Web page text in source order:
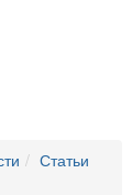
Статьи